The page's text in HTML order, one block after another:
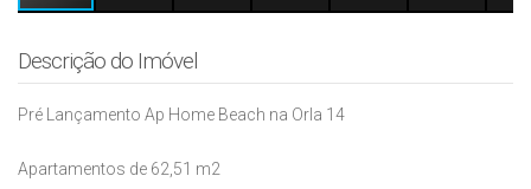
Descrição do Imóvel
Pré Lançamento Ap Home Beach na Orla 14
Apartamentos de 62,51 m2